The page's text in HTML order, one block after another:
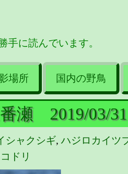
手に読んでいます。
場所 国内の野鳥
瀬 2019/03/
シャクシギ, ハジロカイツ
ドリ